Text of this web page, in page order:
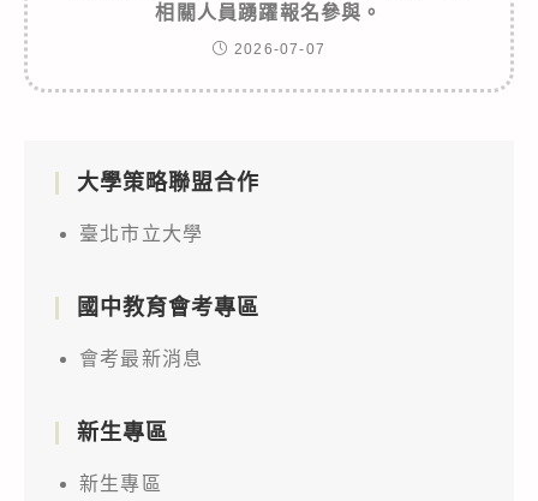
相關人員踴躍報名參與。
2026-07-07
大學策略聯盟合作
臺北市立大學
國中教育會考專區
會考最新消息
新生專區
新生專區